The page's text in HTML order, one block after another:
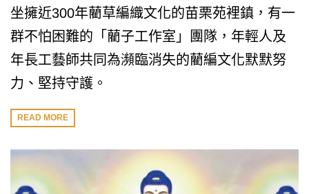
坐擁近300年藺草編織文化的苗栗苑裡鎮，有一
群不怕困難的「藺子工作室」團隊，年輕人及
年長工藝師共同為瀕臨消失的藺編文化默默努
力、堅持守護。
READ MORE